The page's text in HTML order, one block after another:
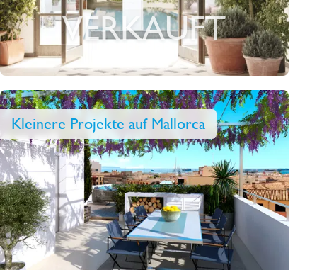
VERKAUFT
Kleinere Projekte auf Mallorca